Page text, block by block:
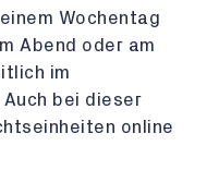
Wochentag
Abend oder am
im
bei dieser
online